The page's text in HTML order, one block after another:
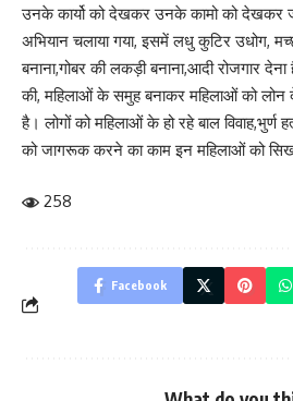
उनके कार्यो को देखकर उनके कामो को देखकर
अभियान चलाया गया, इसमें लधु कुटिर उधोग,
बनाना,गोबर की लकड़ी बनाना,आदी रोजगार
की, महिलाओं के समुह बनाकर महिलाओं को लोन
है। लोगों को महिलाओं के हो रहे बाल विवाह,भुर्ण
को जागरूक करने का काम इन महिलाओं को
258
Facebook